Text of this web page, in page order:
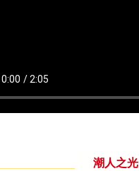
潮人之光